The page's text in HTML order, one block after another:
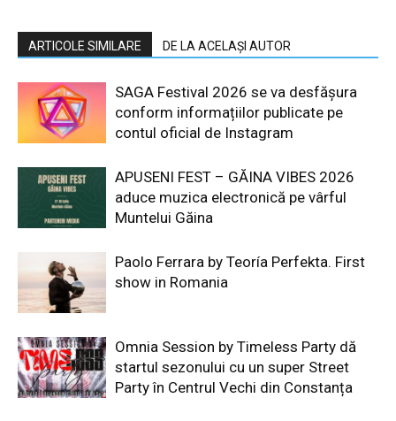
ARTICOLE SIMILARE DE LA ACELAȘI AUTOR
SAGA Festival 2026 se va desfășura
conform informațiilor publicate pe
contul oficial de Instagram
APUSENI FEST – GĂINA VIBES 2026
aduce muzica electronică pe vârful
Muntelui Găina
Paolo Ferrara by Teoría Perfekta. First
show in Romania
Omnia Session by Timeless Party dă
startul sezonului cu un super Street
Party în Centrul Vechi din Constanța